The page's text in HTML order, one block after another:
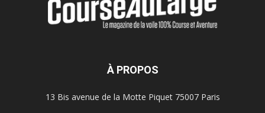
À PROPOS
13 Bis avenue de la Motte Piquet 75007 Paris